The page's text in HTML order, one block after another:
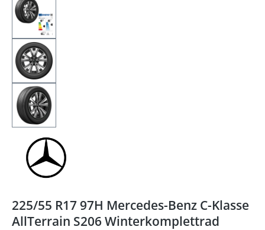
225/55 R17 97H Mercedes-Benz C-Klasse
AllTerrain S206 Winterkomplettrad